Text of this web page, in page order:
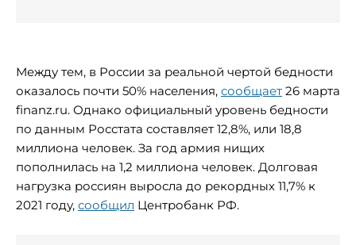
Между тем, в России за реальной чертой бедности
оказалось почти 50% населения, сообщает 26 марта
finanz.ru. Однако официальный уровень бедности
по данным Росстата составляет 12,8%, или 18,8
миллиона человек. За год армия нищих
пополнилась на 1,2 миллиона человек. Долговая
нагрузка россиян выросла до рекордных 11,7% к
2021 году, сообщил Центробанк РФ.